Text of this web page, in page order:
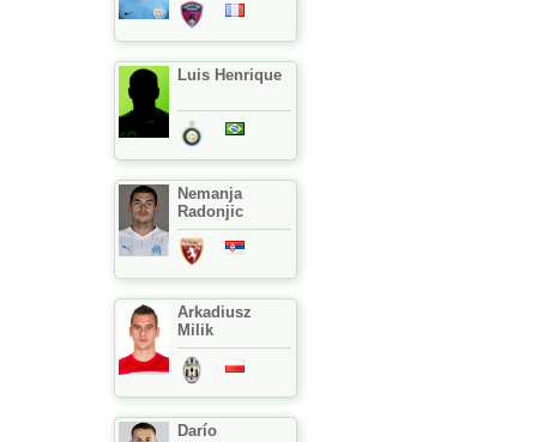
Luis Henrique
Nemanja
Radonjic
Arkadiusz
Milik
Darío